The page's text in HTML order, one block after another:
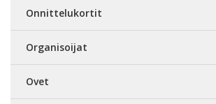
Onnittelukortit
Organisoijat
Ovet